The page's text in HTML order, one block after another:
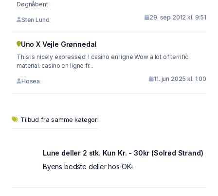
Døgnåbent
Sten Lund 29. sep 2012 kl. 9:51
Uno X Vejle Grønnedal
This is nicely expressed! ! casino en ligne Wow a lot of terrific
material. casino en ligne fr...
Hosea 11. jun 2025 kl. 1:00
Tilbud fra samme kategori
Lune deller 2 stk. Kun Kr. - 30kr (Solrød Strand)
Byens bedste deller hos OK+